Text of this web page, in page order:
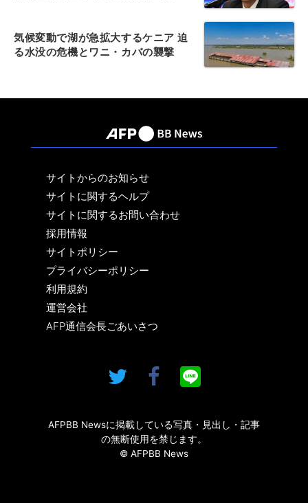
気候変動で湖が急拡大するケニア 迫
る水没の危機とワニ・カバの襲撃
サイトからのお知らせ
サイトに関するヘルプ
サイトに関するお問い合わせ
採用情報
サイトポリシー
プライバシーポリシー
利用規約
運営会社
AFP通信会長ごあいさつ
AFPBB Newsに掲載している写真・見出し・記事
の無断使用を禁じます。
© AFPBB News